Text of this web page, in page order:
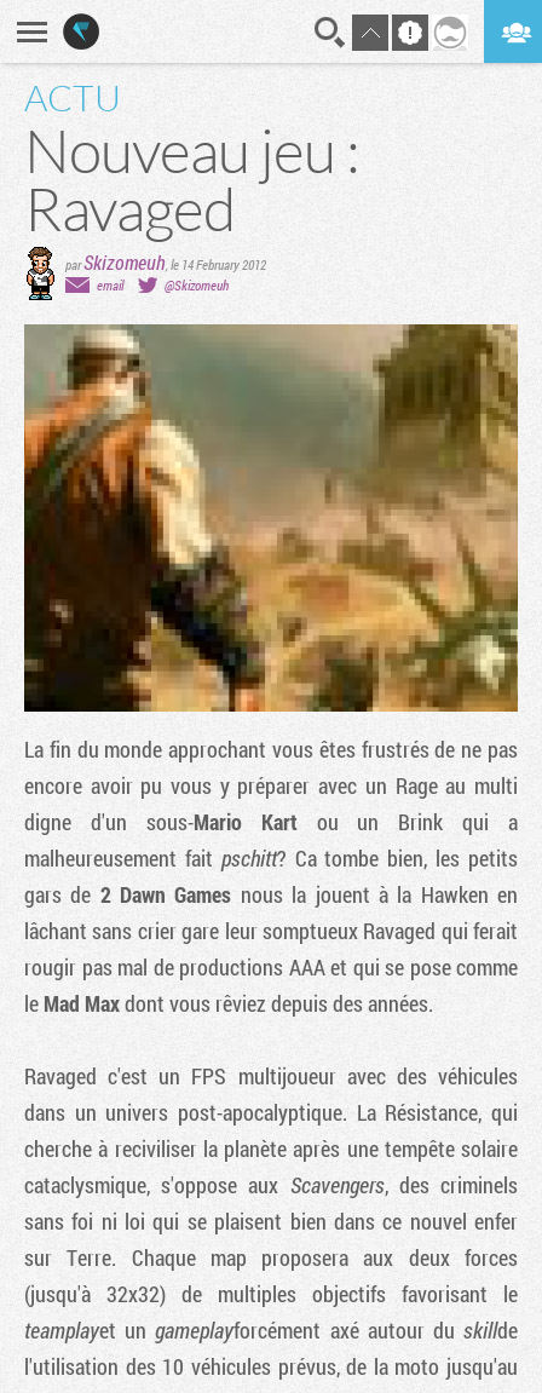
ACTU
Nouveau jeu :
Ravaged
parSkizomeuh le 14 February 2012
email
@Skizomeuh
La fin du monde approchant vous êtes frustrés de ne pas
encore avoir pu vous y préparer avec un Rageau multi
digne d'un sous-Mario Kartou un Brink qui a
malheureusement fait pschitt? Ca tombe bien, les petits
gars de 2 Dawn Games nous la jouent à la Hawken en
lâchant sans crier gare leur somptueux Ravaged qui ferait
rougir pas mal de productions AAA et qui se pose comme
le Mad Maxdont vous rêviez depuis des années.
Ravaged c'est un FPS multijoueur avec des véhicules
dans un univers post-apocalyptique. La Résistance, qui
cherche à reciviliser la planète après une tempête solaire
cataclysmique, s'oppose aux Scavengers, des criminels
sans foi ni loi qui se plaisent bien dans ce nouvel enfer
sur Terre. Chaque map proposera aux deux forces
(jusqu'à 32x32) de multiples objectifs favorisant le
teamplayet ungameplayforcément axé autour duskillde
l'utilisation des 10 véhicules prévus, de la moto jusqu'au